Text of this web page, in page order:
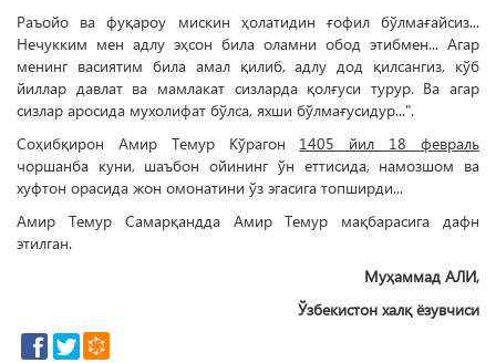
Раъойо ва фуқароу мискин ҳолатидин ғофил бўлмағайсиз...
Нечукким мен адлу эҳсон била оламни обод этибмен... Агар
менинг васиятим била амал қилиб, адлу дод қилсангиз, кўб
йиллар давлат ва мамлакат сизларда қолғуси турур. Ва агар
сизлар аросида мухолифат бўлса, яхши бўлмағусидур...".
Соҳибқирон Амир Темур Кўрагон 1405 йил 18 февраль
чоршанба куни, шаъбон ойининг ўн еттисида, намозшом ва
хуфтон орасида жон омонатини ўз эгасига топширди...
Амир Темур Самарқандда Амир Темур мақбарасига дафн
этилган.
Муҳаммад АЛИ,
Ўзбекистон халқ ёзувчиси